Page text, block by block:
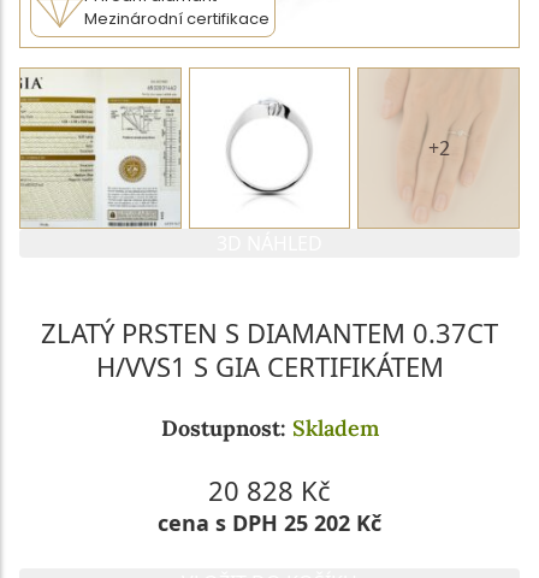
Mezinárodní certifikace
+2
ZLATÝ PRSTEN S DIAMANTEM 0.37CT
H/VVS1 S GIA CERTIFIKÁTEM
Dostupnost: Skladem
20 828 Kč
cena s DPH 25 202 Kč